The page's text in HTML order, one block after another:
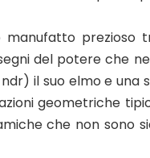
manufatto
del potere che ne
il suo elmo e una
geometriche
che non sono